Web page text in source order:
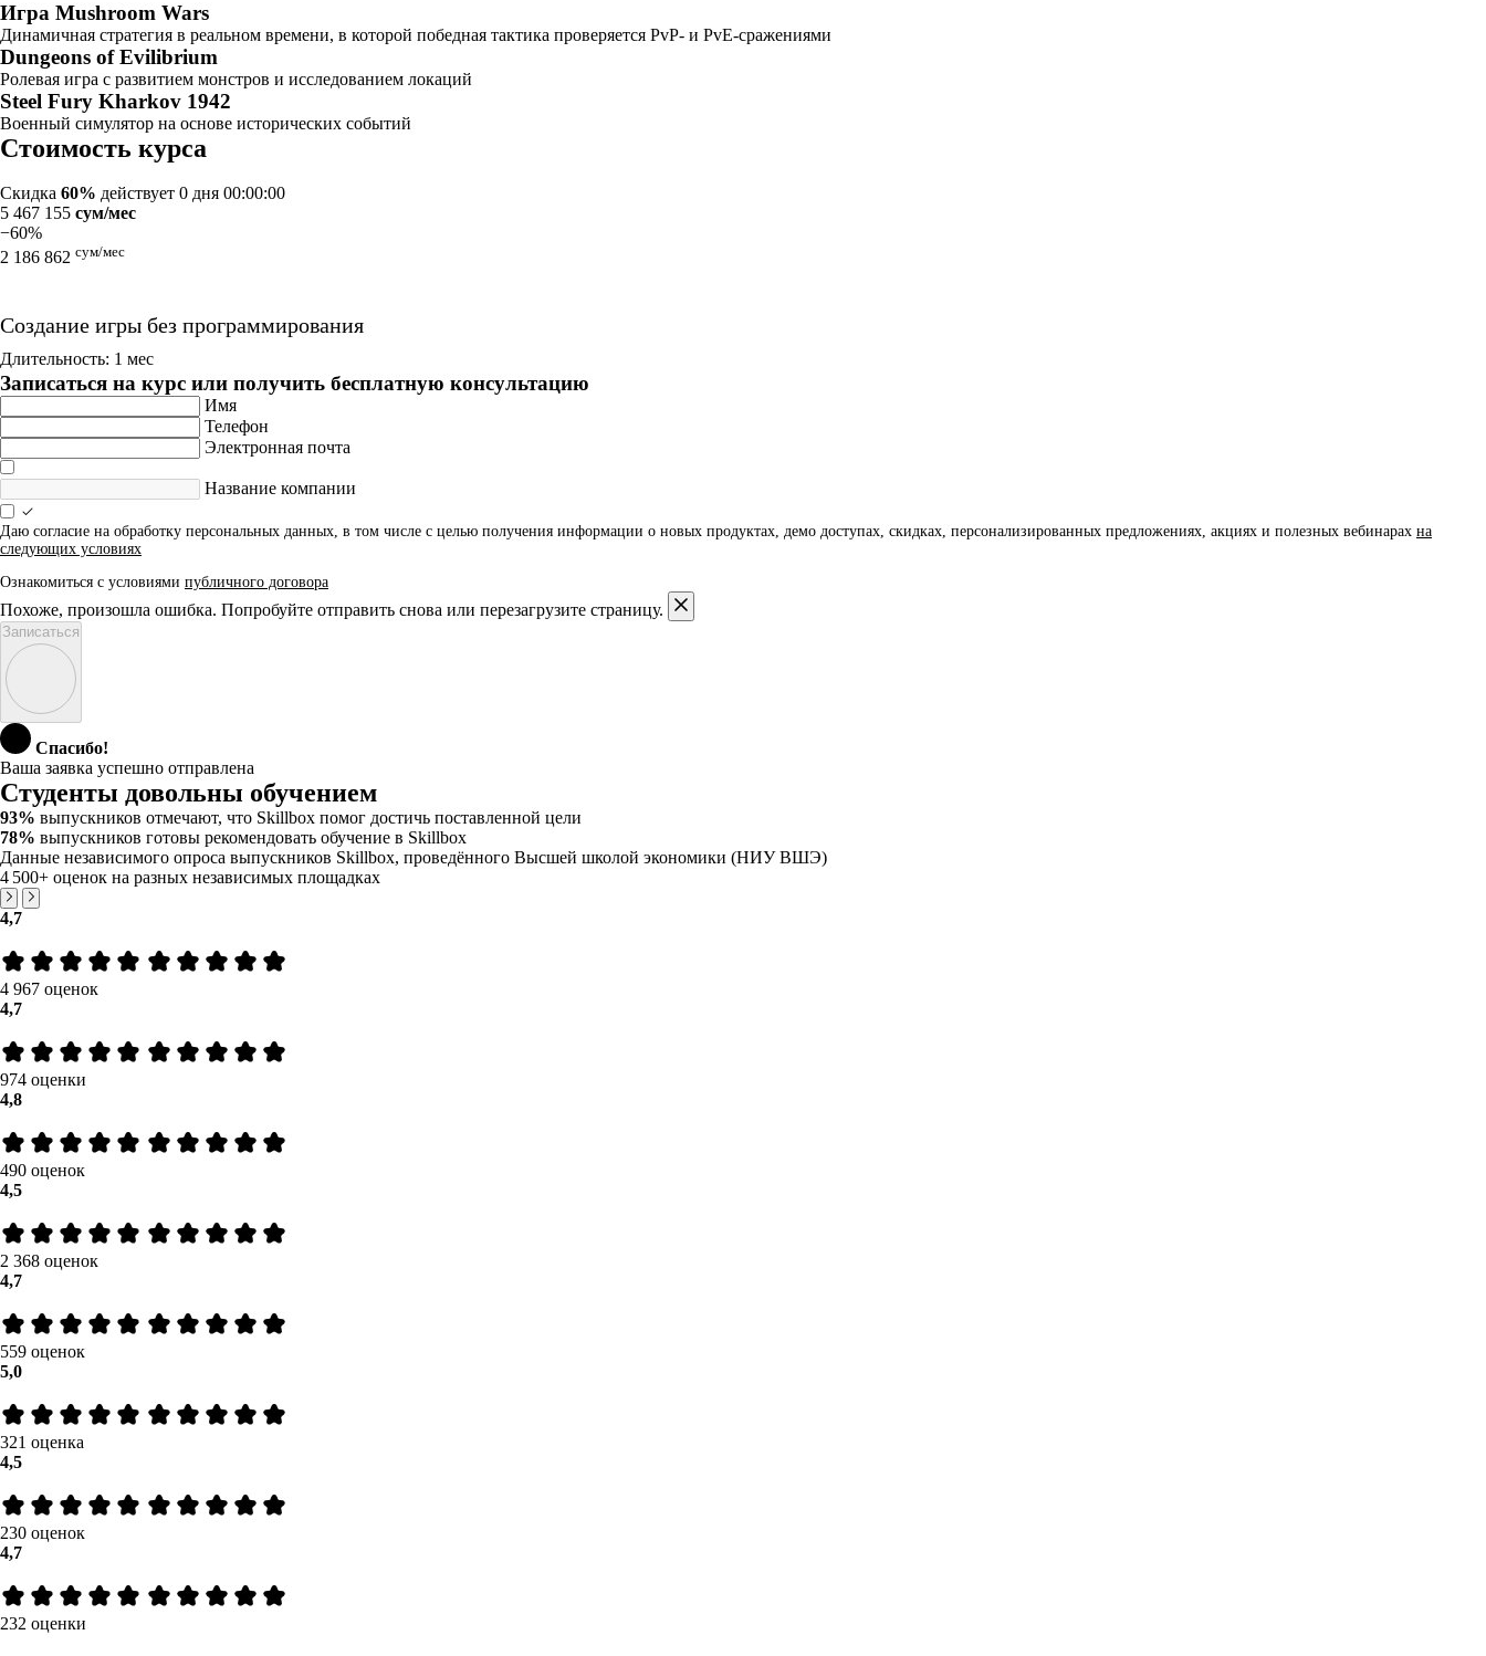
Игра Mushroom Wars
Динамичная стратегия в реальном времени, в которой победная тактика проверяется PvP- и PvE-сражениями
Dungeons of Evilibrium
Ролевая игра с развитием монстров и исследованием локаций
Steel Fury Kharkov 1942
Военный симулятор на основе исторических событий
Стоимость курса
Скидка 60% действует 0 дня 00:00:00
5 467 155 сум/мес
−60%
2 186 862 сум/мес
Создание игры без программирования
Длительность: 1 мес
Записаться на курс или получить бесплатную консультацию
Имя
Телефон
Электронная почта
Название компании
Даю согласие на обработку персональных данных, в том числе с целью получения информации о новых продуктах, демо доступах, скидках, персонализированных предложениях, акциях и полезных вебинарах на
следующих условиях
Ознакомиться с условиями публичного договора
Похоже, произошла ошибка. Попробуйте отправить снова или перезагрузите страницу.
Записаться
Спасибо!
Ваша заявка успешно отправлена
Студенты довольны обучением
93% выпускников отмечают, что Skillbox помог достичь поставленной цели
78% выпускников готовы рекомендовать обучение в Skillbox
Данные независимого опроса выпускников Skillbox, проведённого Высшей школой экономики (НИУ ВШЭ)
4 500+ оценок на разных независимых площадках
4,7
4 967 оценок
4,7
974 оценки
4,8
490 оценок
4,5
2 368 оценок
4,7
559 оценок
5,0
321 оценка
4,5
230 оценок
4,7
232 оценки